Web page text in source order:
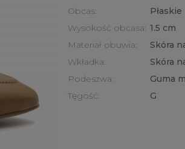
Obcas:
Płaskie
Wysokość obcasa: 1.5 cm
Materiał obuwia:
Skóra
Wkładka:
Skóra
Podeszwa:
Guma
Tęgość:
G